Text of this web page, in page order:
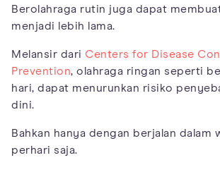
Berolahraga rutin juga dapat
menjadi lebih lama.
Melansir dari Centers for Disease
Prevention, olahraga ringan seperti
hari, dapat menurunkan risiko
dini.
Bahkan hanya dengan berjalan dalam
perhari saja.